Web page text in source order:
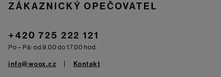
ZÁKAZNICKÝ OPEČOVATEL
+420 725 222 121
Po – Pá: od 9.00 do 17.00 hod.
info@woox.cz Kontakt